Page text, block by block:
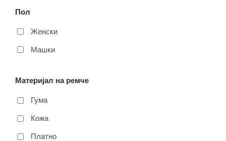
Пол
Женски
Машки
Материјал на ремче
Гума
Кожа
Платно